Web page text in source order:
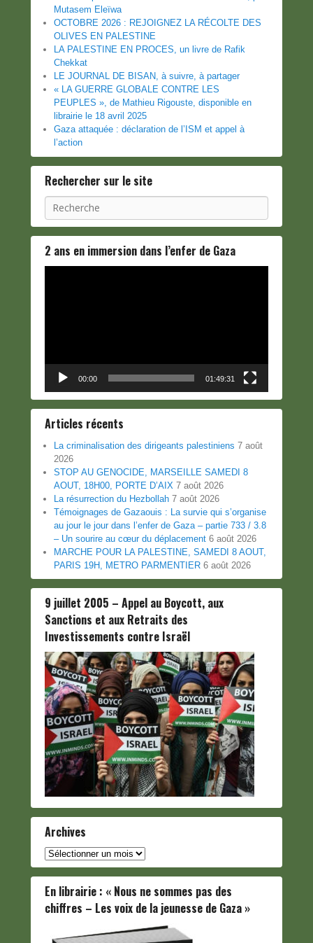
Mutasem Eleïwa
OCTOBRE 2026 : REJOIGNEZ LA RÉCOLTE DES
OLIVES EN PALESTINE
LA PALESTINE EN PROCES, un livre de Rafik
Chekkat
LE JOURNAL DE BISAN, à suivre, à partager
« LA GUERRE GLOBALE CONTRE LES
PEUPLES », de Mathieu Rigouste, disponible en
librairie le 18 avril 2025
Gaza attaquée : déclaration de l’ISM et appel à
l’action
Rechercher sur le site
Recherche
2 ans en immersion dans l’enfer de Gaza
00:00 01:49:31
Articles récents
La criminalisation des dirigeants palestiniens 7 août
2026
STOP AU GENOCIDE, MARSEILLE SAMEDI 8
AOUT, 18H00, PORTE D’AIX 7 août 2026
La résurrection du Hezbollah 7 août 2026
Témoignages de Gazaouis : La survie qui s’organise
au jour le jour dans l’enfer de Gaza – partie 733 / 3.8
– Un sourire au cœur du déplacement 6 août 2026
MARCHE POUR LA PALESTINE, SAMEDI 8 AOUT,
PARIS 19H, METRO PARMENTIER 6 août 2026
9 juillet 2005 – Appel au Boycott, aux
Sanctions et aux Retraits des
Investissements contre Israël
Archives
Archives
En librairie : « Nous ne sommes pas des
chiffres – Les voix de la jeunesse de Gaza »